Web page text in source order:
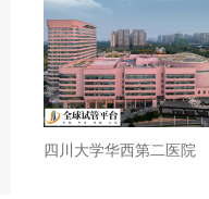
四川大学华西第二医院